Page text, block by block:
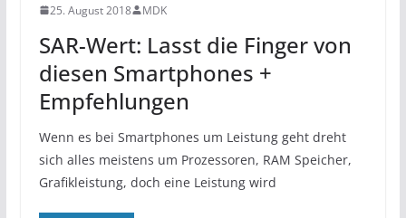
25. August 2018 MDK
SAR-Wert: Lasst die Finger von
diesen Smartphones +
Empfehlungen
Wenn es bei Smartphones um Leistung geht dreht
sich alles meistens um Prozessoren, RAM Speicher,
Grafikleistung, doch eine Leistung wird